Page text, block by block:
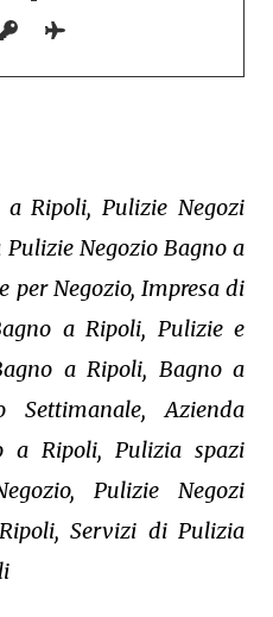
Ripoli, Pulizie Negozi
Negozio Bagno a
per Negozio, Impresa di
a Ripoli, Pulizie e
a Ripoli, Bagno a
Settimanale, Azienda
a Ripoli, Pulizia spazi
Pulizie Negozi
Servizi di Pulizia